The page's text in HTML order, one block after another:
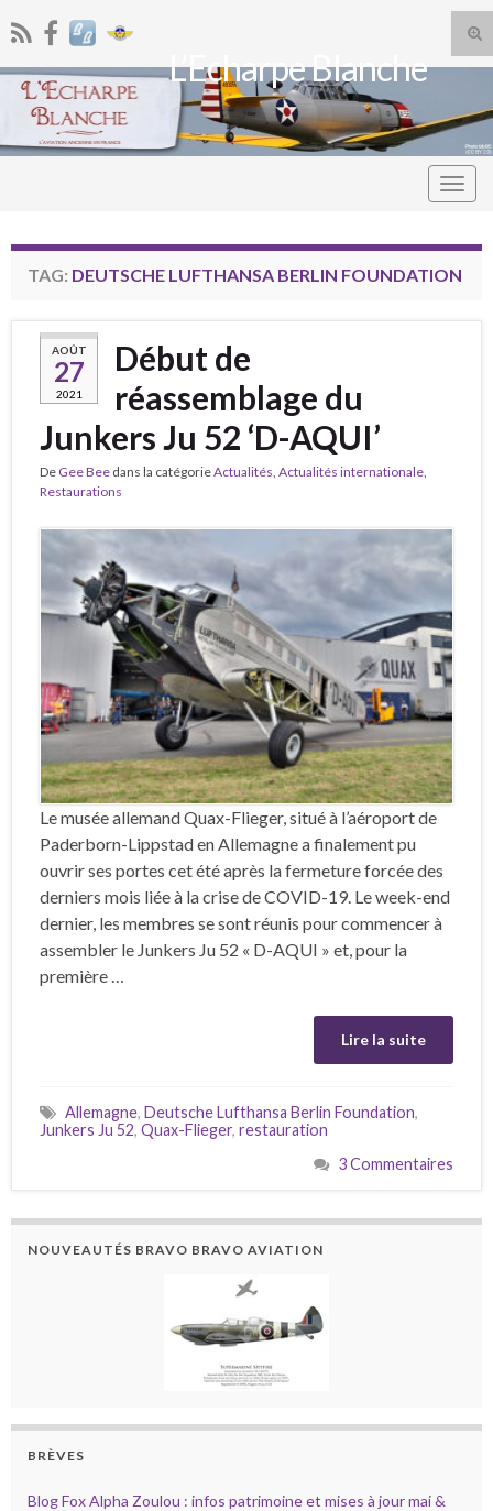
Search for:L’Echarpe Blanche
TAG: DEUTSCHE LUFTHANSA BERLIN FOUNDATION
AOÛT
27
2021
Début de
réassemblage du
Junkers Ju 52 ‘D-AQUI’
De Gee Bee dans la catégorieActualités Actualités internationale
Restaurations
Le musée allemand Quax-Flieger, situé à l’aéroport de
Paderborn-Lippstad en Allemagne a finalement pu
ouvrir ses portes cet été après la fermeture forcée des
derniers mois liée à la crise de COVID-19. Le week-end
dernier, les membres se sont réunis pour commencer à
assembler le Junkers Ju 52 « D-AQUI » et, pour la
première …
Lire la suite
Allemagne, Deutsche Lufthansa Berlin Foundation,
Junkers Ju 52, Quax-Flieger, restauration
3 Commentaires
NOUVEAUTÉS BRAVO BRAVO AVIATION
BRÈVES
Blog Fox Alpha Zoulou : infos patrimoine et mises à jour mai &